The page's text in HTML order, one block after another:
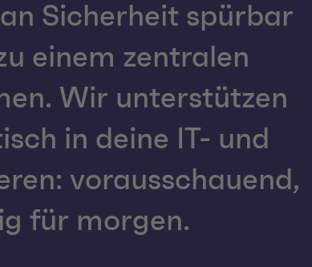
Sicherheit spürbar
einem zentralen
Wir unterstützen
in deine IT- und
vorausschauend,
für morgen.